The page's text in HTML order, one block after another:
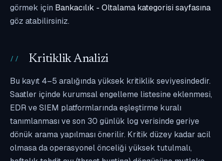
görmek için Bankacılık - Oltalama kategorisi sayfasına
göz atabilirsiniz.
Kritiklik Analizi
Bu kayıt 4–5 aralığında yüksek kritiklik seviyesindedir.
Saatler içinde kurumsal engelleme listesine eklenmesi,
EDR ve SIEM platformlarında eşleştirme kuralı
tanımlanması ve son 30 günlük log verisinde geriye
dönük arama yapılması önerilir. Kritik düzey kadar acil
olmasa da operasyonel önceliği yüksek tutulmalı,